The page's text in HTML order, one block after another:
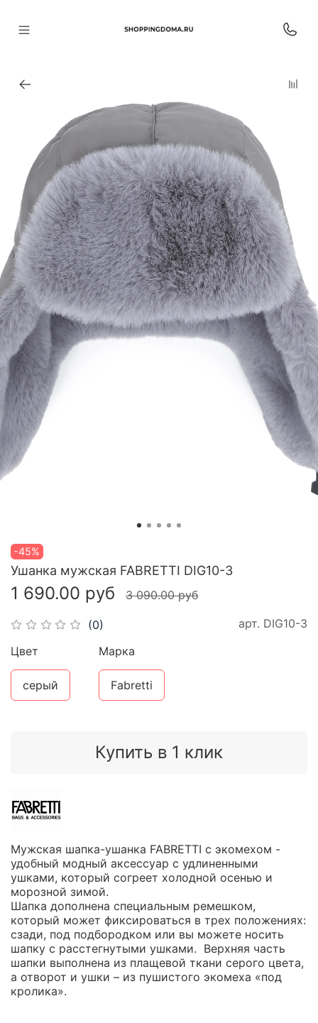
-45%
(0) арт. DIG10-3
Ушанка мужская FABRETTI DIG10-3
1 690.00 руб 3 090.00 руб
Купить в 1 клик
Цвет
серый
Марка
Fabretti
Мужская шапка-ушанка FABRETTI с экомехом -
удобный модный аксессуар с удлиненными
ушками, который согреет холодной осенью и
морозной зимой.
Шапка дополнена специальным ремешком,
который может фиксироваться в трех положениях:
сзади, под подбородком или вы можете носить
шапку с расстегнутыми ушками. Верхняя часть
шапки выполнена из плащевой ткани серого цвета,
а отворот и ушки – из пушистого экомеха «под
кролика».